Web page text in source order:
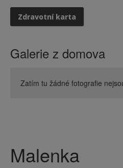
Galerie z domova
Zatím tu žádné fotografie
Malenka